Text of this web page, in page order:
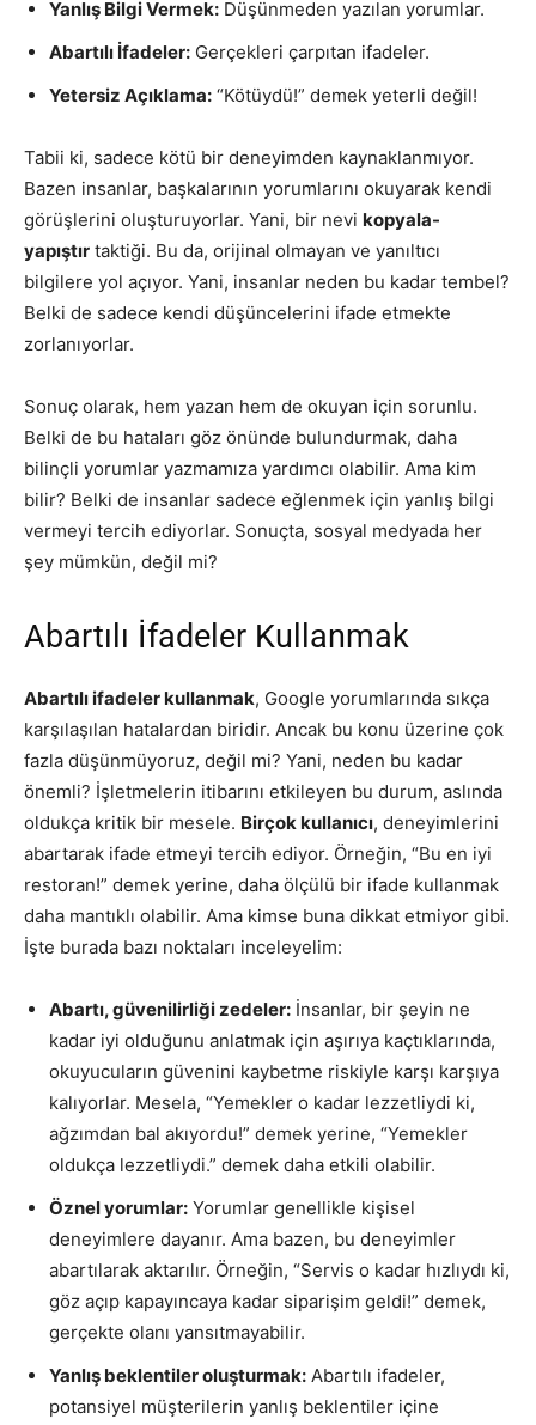
Yanlış Bilgi Vermek: Düşünmeden yazılan yorumlar.
Abartılı İfadeler: Gerçekleri çarpıtan ifadeler.
Yetersiz Açıklama: “Kötüydü!” demek yeterli değil!
Tabii ki, sadece kötü bir deneyimden kaynaklanmıyor.
Bazen insanlar, başkalarının yorumlarını okuyarak kendi
görüşlerini oluşturuyorlar. Yani, bir nevi kopyala-
yapıştır taktiği. Bu da, orijinal olmayan ve yanıltıcı
bilgilere yol açıyor. Yani, insanlar neden bu kadar tembel?
Belki de sadece kendi düşüncelerini ifade etmekte
zorlanıyorlar.
Sonuç olarak, hem yazan hem de okuyan için sorunlu.
Belki de bu hataları göz önünde bulundurmak, daha
bilinçli yorumlar yazmamıza yardımcı olabilir. Ama kim
bilir? Belki de insanlar sadece eğlenmek için yanlış bilgi
vermeyi tercih ediyorlar. Sonuçta, sosyal medyada her
şey mümkün, değil mi?
Abartılı İfadeler Kullanmak
Abartılı ifadeler kullanmak, Google yorumlarında sıkça
karşılaşılan hatalardan biridir. Ancak bu konu üzerine çok
fazla düşünmüyoruz, değil mi? Yani, neden bu kadar
önemli? İşletmelerin itibarını etkileyen bu durum, aslında
oldukça kritik bir mesele. Birçok kullanıcı, deneyimlerini
abartarak ifade etmeyi tercih ediyor. Örneğin, “Bu en iyi
restoran!” demek yerine, daha ölçülü bir ifade kullanmak
daha mantıklı olabilir. Ama kimse buna dikkat etmiyor gibi.
İşte burada bazı noktaları inceleyelim:
Abartı, güvenilirliği zedeler: İnsanlar, bir şeyin ne
kadar iyi olduğunu anlatmak için aşırıya kaçtıklarında,
okuyucuların güvenini kaybetme riskiyle karşı karşıya
kalıyorlar. Mesela, “Yemekler o kadar lezzetliydi ki,
ağzımdan bal akıyordu!” demek yerine, “Yemekler
oldukça lezzetliydi.” demek daha etkili olabilir.
Öznel yorumlar: Yorumlar genellikle kişisel
deneyimlere dayanır. Ama bazen, bu deneyimler
abartılarak aktarılır. Örneğin, “Servis o kadar hızlıydı ki,
göz açıp kapayıncaya kadar siparişim geldi!” demek,
gerçekte olanı yansıtmayabilir.
Yanlış beklentiler oluşturmak: Abartılı ifadeler,
potansiyel müşterilerin yanlış beklentiler içine